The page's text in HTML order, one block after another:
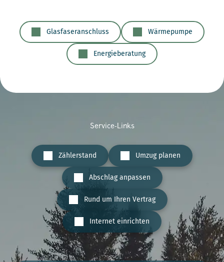
Glasfaseranschluss Wärmepumpe
Energieberatung
Service-Links
Zählerstand Umzug planen
Abschlag anpassen
Rund um Ihren Vertrag
Internet einrichten